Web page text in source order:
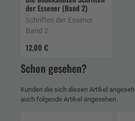
der Essener (Band 2)
12,00 €
Schriften der Essener
Band 2
Schon gesehen?
Kunden die sich diesen Artikel
auch folgende Artikel angesehen.